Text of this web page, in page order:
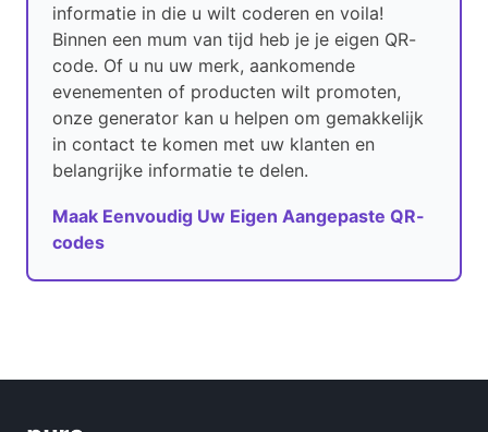
informatie in die u wilt coderen en voila!
Binnen een mum van tijd heb je je eigen QR-
code. Of u nu uw merk, aankomende
evenementen of producten wilt promoten,
onze generator kan u helpen om gemakkelijk
in contact te komen met uw klanten en
belangrijke informatie te delen.
Maak Eenvoudig Uw Eigen Aangepaste QR-
codes